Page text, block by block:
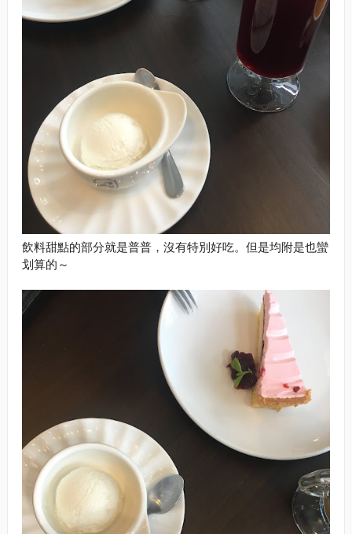
飲料甜點的部分就是普普，沒有特別好吃。但是均附是也蠻
划算的～